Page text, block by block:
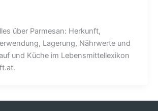
über Parmesan: Herkunft,
Lagerung, Nährwerte und
und Küche im Lebensmittellexikon